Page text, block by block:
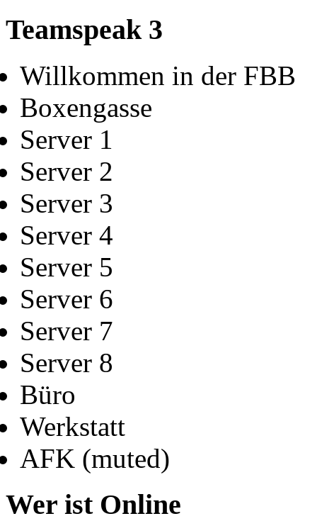
Teamspeak 3
Willkommen in der FBB
Boxengasse
Server 1
Server 2
Server 3
Server 4
Server 5
Server 6
Server 7
Server 8
Büro
Werkstatt
AFK (muted)
Wer ist Online